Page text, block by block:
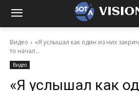
Видео
«Я услышал как один из них
то начал...
Видео
«Я услышал как